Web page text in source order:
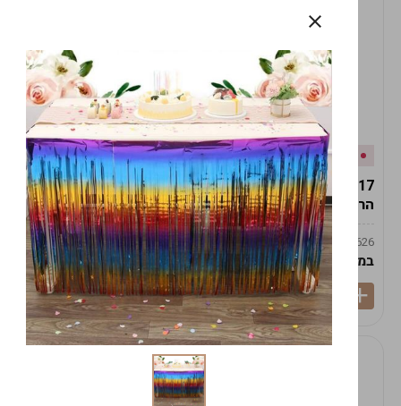
אזל המלאי
19617-2/17-אגרטל
הרמס 19ס"מ -לבן נקי
9009492379626
במארז 6
במלאי
19617/6-אגרטל הרמס
19ס"מ -לבן מנוקד
9009492379626
במארז 6